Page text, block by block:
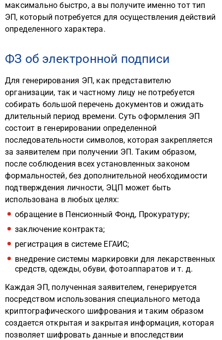
максимально быстро, а вы получите именно тот тип
ЭП, который потребуется для осуществления действий
определенного характера.
ФЗ об электронной подписи
Для генерирования ЭП, как представителю
организации, так и частному лицу не потребуется
собирать большой перечень документов и ожидать
длительный период времени. Суть оформления ЭП
состоит в генерировании определенной
последовательности символов, которая закрепляется
за заявителем при получении ЭП. Таким образом,
после соблюдения всех установленных законом
формальностей, без дополнительной необходимости
подтверждения личности, ЭЦП может быть
использована в любых целях:
обращение в Пенсионный Фонд, Прокуратуру;
заключение контракта;
регистрация в системе ЕГАИС;
внедрение системы маркировки для лекарственных
средств, одежды, обуви, фотоаппаратов и т. д.
Каждая ЭП, полученная заявителем, генерируется
посредством использования специального метода
криптографического шифрования и таким образом
создается открытая и закрытая информация, которая
позволяет шифровать данные и впоследствии